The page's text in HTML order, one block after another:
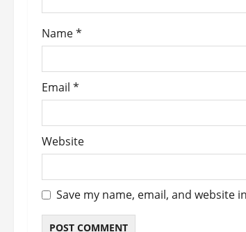
o
n
Name*
Email *
Website
Save my name, email, and website